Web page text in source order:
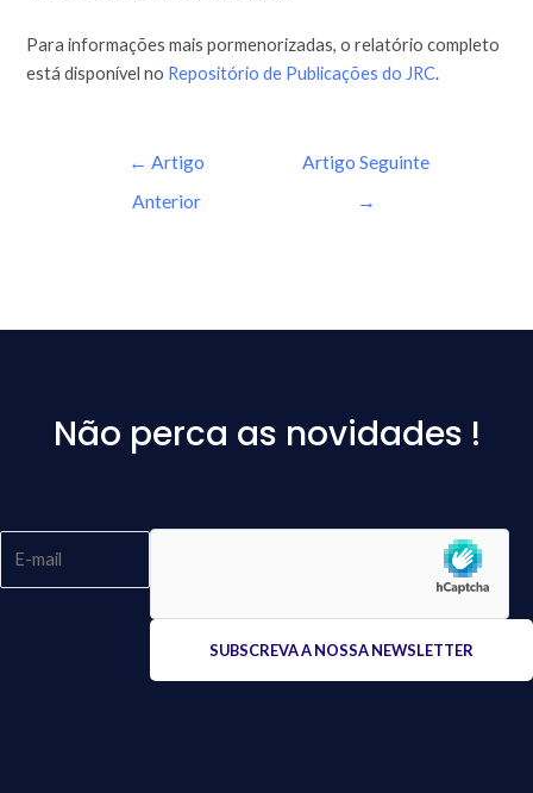
Para informações mais pormenorizadas, o relatório completo
está disponível no Repositório de Publicações do JRC.
← Artigo
Anterior
Artigo Seguinte
→
Não perca as novidades !